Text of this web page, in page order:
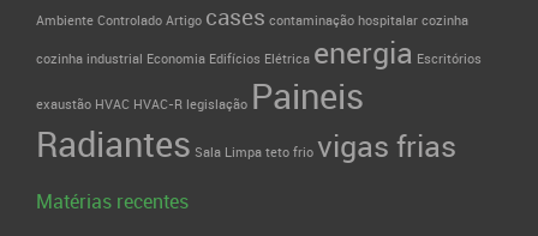
Ambiente Controlado Artigo cases contaminação hospitalar cozinha
cozinha industrial Economia Edifícios Elétrica energia Escritórios
exaustão HVAC HVAC-R legislação Paineis
Radiantes Sala Limpa teto frio vigas frias
Matérias recentes